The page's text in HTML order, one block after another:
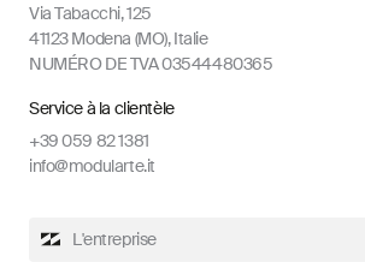
Via Tabacchi, 125
41123 Modena (MO), Italie
NUMÉRO DE TVA 03544480365
Service à la clientèle
+39 059 82 1381
info@modularte.it
L'entreprise